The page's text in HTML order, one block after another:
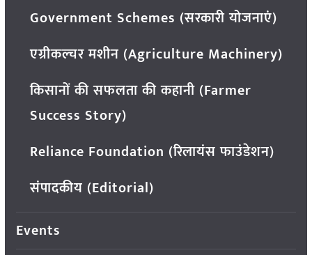
Government Schemes (सरकारी योजनाएं)
एग्रीकल्चर मशीन (Agriculture Machinery)
किसानों की सफलता की कहानी (Farmer
Success Story)
Reliance Foundation (रिलायंस फाउंडेशन)
संपादकीय (Editorial)
Events